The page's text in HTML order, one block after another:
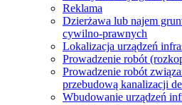
Reklama
Dzierżawa lub najem
cywilno-prawnych
Lokalizacja urządzeń
Prowadzenie robót
Prowadzenie robót
przebudową kanalizacji
Wbudowanie urządzeń